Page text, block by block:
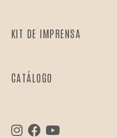
KIT DE IMPRENSA
CATÁLOGO